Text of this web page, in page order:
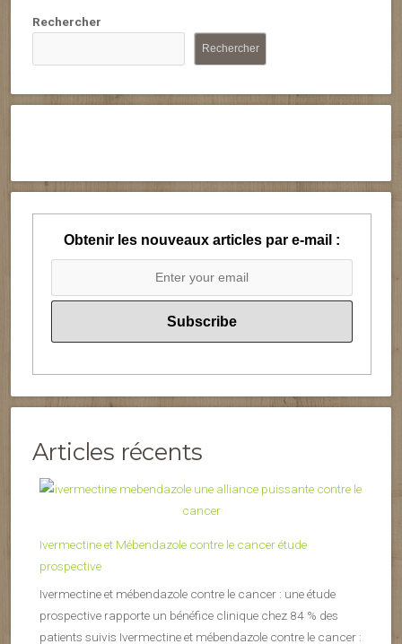
Rechercher
Rechercher
Obtenir les nouveaux articles par e-mail :
Articles récents
Ivermectine et Mébendazole contre le cancer étude
prospective
Ivermectine et mébendazole contre le cancer : une étude
prospective rapporte un bénéfice clinique chez 84 % des
patients suivis Ivermectine et mébendazole contre le cancer :